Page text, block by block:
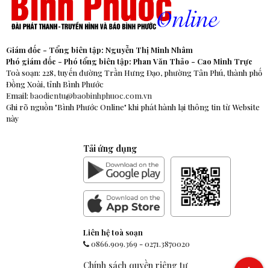
Giám đốc - Tổng biên tập: Nguyễn Thị Minh Nhâm
Phó giám đốc - Phó tổng biên tập: Phan Văn Thảo - Cao Minh Trực
Toà soạn: 228, tuyến đường Trần Hưng Đạo, phường Tân Phú, thành phố
Đồng Xoài, tỉnh Bình Phước
Email: baodientu@baobinhphuoc.com.vn
Ghi rõ nguồn "Bình Phước Online" khi phát hành lại thông tin từ Website
này
Tải ứng dụng
Liên hệ toà soạn
0866.909.369-0271.3870020
Chính sách quyền riêng tư